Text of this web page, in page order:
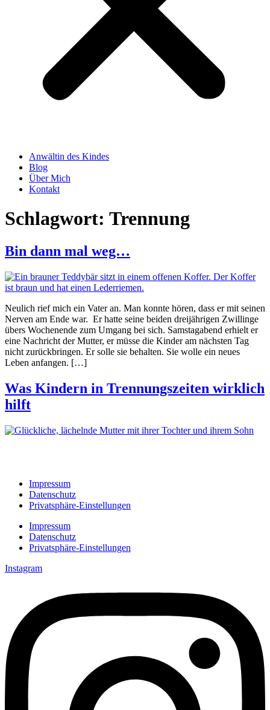
Anwältin des Kindes
Blog
Über Mich
Kontakt
Schlagwort: Trennung
Bin dann mal weg…
Neulich rief mich ein Vater an. Man konnte hören, dass er mit seinen
Nerven am Ende war. Er hatte seine beiden dreijährigen Zwillinge
übers Wochenende zum Umgang bei sich. Samstagabend erhielt er
eine Nachricht der Mutter, er müsse die Kinder am nächsten Tag
nicht zurückbringen. Er solle sie behalten. Sie wolle ein neues
Leben anfangen. […]
Was Kindern in Trennungszeiten wirklich
hilft
Impressum
Datenschutz
Privatsphäre-Einstellungen
Impressum
Datenschutz
Privatsphäre-Einstellungen
Instagram